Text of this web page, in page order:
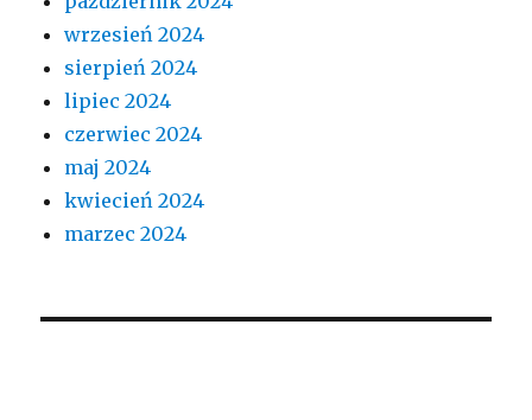
wrzesień 2024
sierpień 2024
lipiec 2024
czerwiec 2024
maj 2024
kwiecień 2024
marzec 2024